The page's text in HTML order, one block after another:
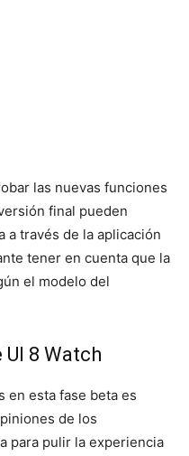
las nuevas funciones
final pueden
a través de la aplicación
tener en cuenta que la
el modelo del
UI 8 Watch
en esta fase beta es
de los
para pulir la experiencia